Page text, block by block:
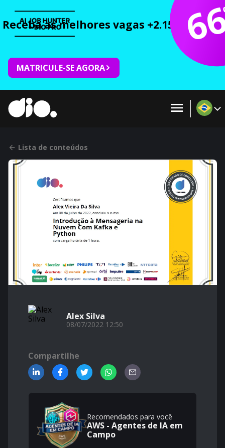
Receba as melhores vagas +2.150 cursos
MATRICULE-SE AGORA
Lista de conteúdos
Alex Silva
08/07/2022 12:50
Compartilhe
Recomendados para você
AWS - Agentes de IA em
Campo